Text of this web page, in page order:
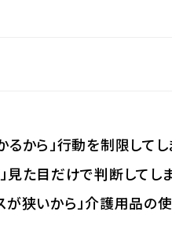
るから」行動を制限してし
見た目だけで判断してし
が狭いから」介護用品の